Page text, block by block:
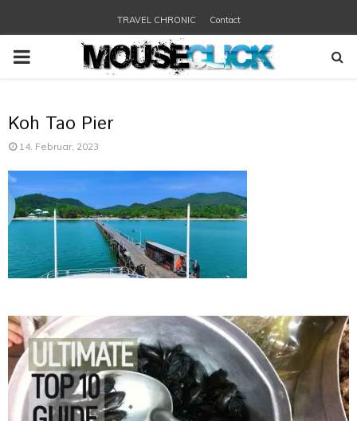
TRAVEL CHRONIC Contact
PRIMARY
Koh Tao Pier
14. Februar, 2023